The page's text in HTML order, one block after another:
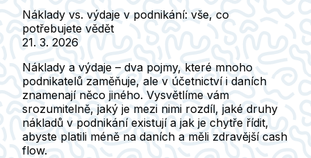
Náklady vs. výdaje v podnikání: vše, co
potřebujete vědět
21. 3. 2026
Náklady a výdaje – dva pojmy, které mnoho
podnikatelů zaměňuje, ale v účetnictví i daních
znamenají něco jiného. Vysvětlíme vám
srozumitelně, jaký je mezi nimi rozdíl, jaké druhy
nákladů v podnikání existují a jak je chytře řídit,
abyste platili méně na daních a měli zdravější cash
flow.